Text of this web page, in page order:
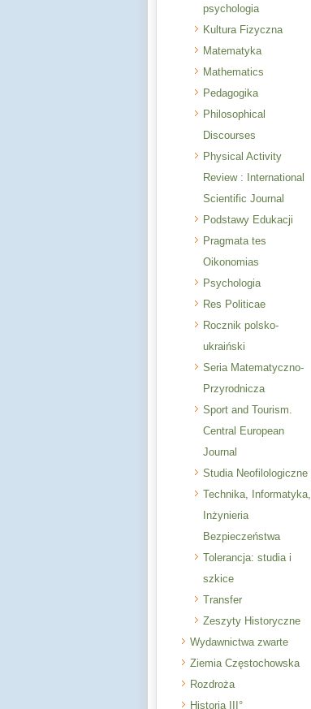
psychologia
Kultura Fizyczna
Matematyka
Mathematics
Pedagogika
Philosophical
Discourses
Physical Activity
Review : International
Scientific Journal
Podstawy Edukacji
Pragmata tes
Oikonomias
Psychologia
Res Politicae
Rocznik polsko-
ukraiński
Seria Matematyczno-
Przyrodnicza
Sport and Tourism.
Central European
Journal
Studia Neofilologiczne
Technika, Informatyka,
Inżynieria
Bezpieczeństwa
Tolerancja: studia i
szkice
Transfer
Zeszyty Historyczne
Wydawnictwa zwarte
Ziemia Częstochowska
Rozdroża
Historia III°